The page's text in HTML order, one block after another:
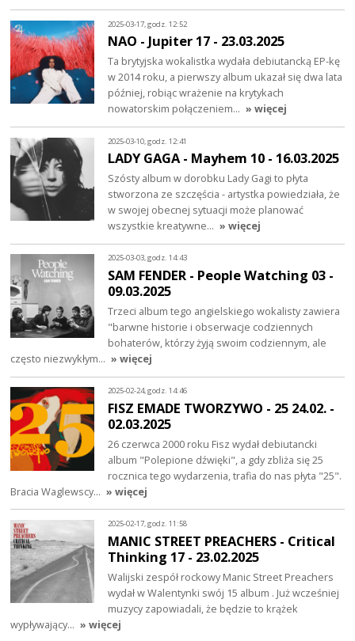
2025-03-17, godz. 12:52
NAO - Jupiter 17 - 23.03.2025
Ta brytyjska wokalistka wydała debiutancką EP-kę
w 2014 roku, a pierwszy album ukazał się dwa lata
później, robiąc wrażenie na krytykach
nowatorskim połączeniem… » więcej
2025-03-10, godz. 12:41
LADY GAGA - Mayhem 10 - 16.03.2025
Szósty album w dorobku Lady Gagi to płyta
stworzona ze szczęścia - artystka powiedziała, że
w swojej obecnej sytuacji może planować
wszystkie kreatywne… » więcej
2025-03-03, godz. 14:43
SAM FENDER - People Watching 03 -
09.03.2025
Trzeci album tego angielskiego wokalisty zawiera
"barwne historie i obserwacje codziennych
bohaterów, którzy żyją swoim codziennym, ale
często niezwykłym… » więcej
2025-02-24, godz. 14:46
FISZ EMADE TWORZYWO - 25 24.02. -
02.03.2025
26 czerwca 2000 roku Fisz wydał debiutancki
album "Polepione dźwięki", a gdy zbliża się 25
rocznica tego wydarzenia, trafia do nas płyta "25".
Bracia Waglewscy… » więcej
2025-02-17, godz. 11:58
MANIC STREET PREACHERS - Critical
Thinking 17 - 23.02.2025
Walijski zespół rockowy Manic Street Preachers
wydał w Walentynki swój 15 album . Już wcześniej
muzycy zapowiadali, że będzie to krążek
wypływający… » więcej